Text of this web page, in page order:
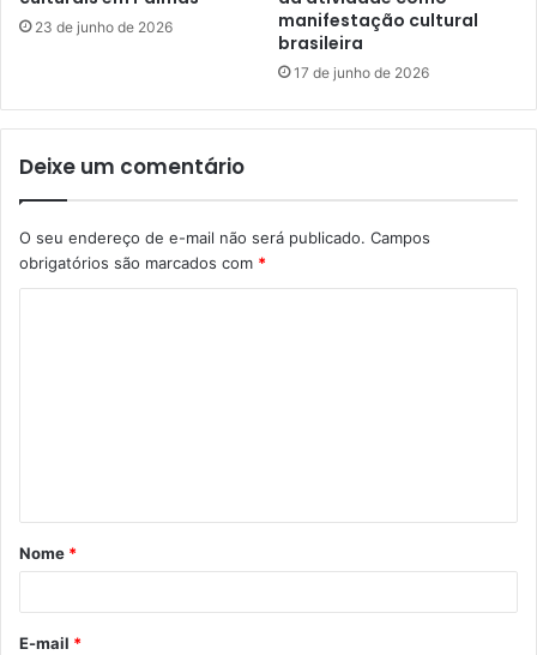
23 de junho de 2026
manifestação cultural
brasileira
17 de junho de 2026
Deixe um comentário
O seu endereço de e-mail não será publicado. Campos
obrigatórios são marcados com *
á
r
Nome *
E-mail *